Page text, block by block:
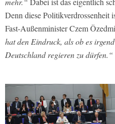
Denn diese Politikverdrossenheit
Fast-Außenminister Czem
hat den Eindruck, als ob es
Deutschland regieren zu dürfen.“